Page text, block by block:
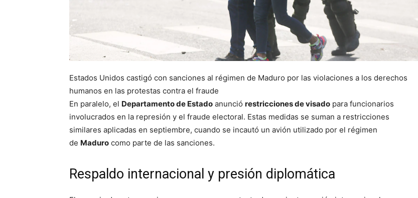
Estados Unidos castigó con sanciones al régimen de Maduro por las violaciones a los derechos
humanos en las protestas contra el fraude
En paralelo, el Departamento de Estado anunció restricciones de visado para funcionarios
involucrados en la represión y el fraude electoral. Estas medidas se suman a restricciones
similares aplicadas en septiembre, cuando se incautó un avión utilizado por el régimen
de Maduro como parte de las sanciones.
Respaldo internacional y presión diplomática